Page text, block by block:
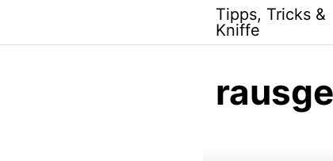
content
Tipps, Tricks &
Kniffe